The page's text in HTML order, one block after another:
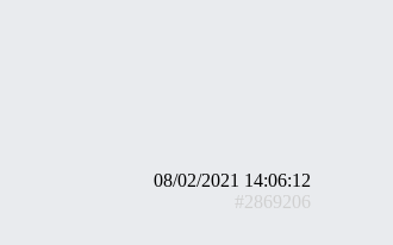
08/02/2021 14:06:12
#2869206